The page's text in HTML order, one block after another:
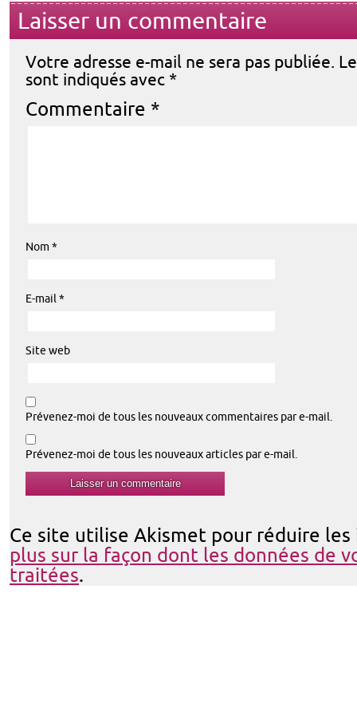
Laisser un commentaire
Votre adresse e-mail ne sera pas publiée.
sont indiqués avec *
Commentaire *
Nom *
E-mail *
Site web
Prévenez-moi de tous les nouveaux commentaires par e-mail.
Prévenez-moi de tous les nouveaux articles par e-mail.
Ce site utilise Akismet pour réduire
plus sur la façon dont les données de
traitées.